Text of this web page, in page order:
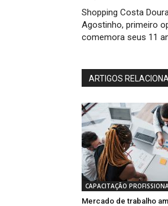
Shopping Costa
Agostinho, primeiro
comemora seus 11
ARTIGOS
CAPACITAÇÃO
Mercado de trabalho